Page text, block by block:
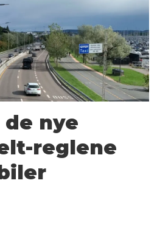
nye
reglene